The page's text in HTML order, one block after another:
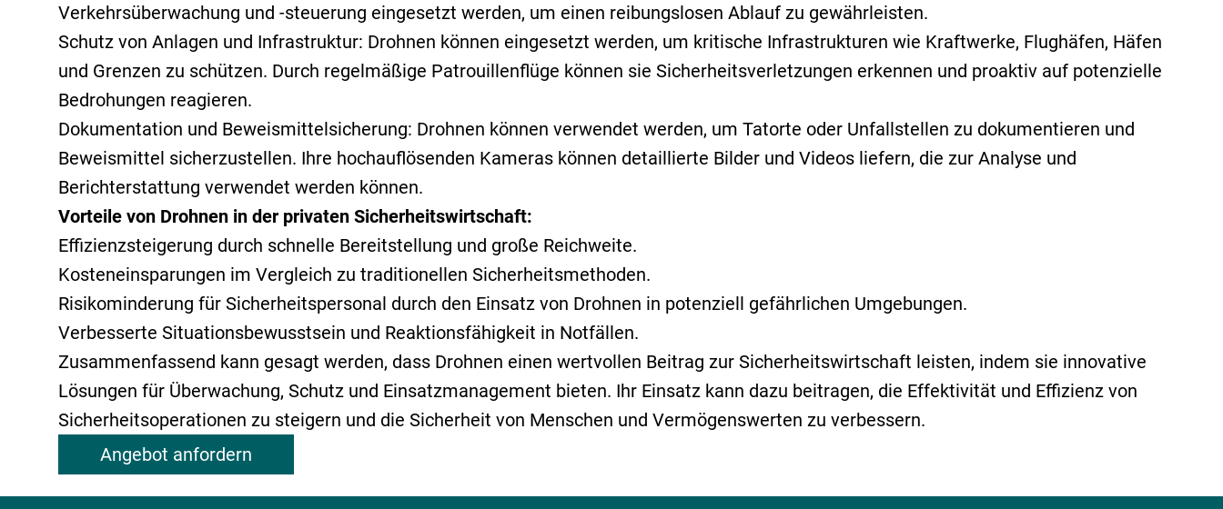
Verkehrsüberwachung und -steuerung eingesetzt werden, um einen reibungslosen Ablauf zu gewährleisten.
Schutz von Anlagen und Infrastruktur: Drohnen können eingesetzt werden, um kritische Infrastrukturen wie Kraftwerke, Flughäfen, Häfen
und Grenzen zu schützen. Durch regelmäßige Patrouillenflüge können sie Sicherheitsverletzungen erkennen und proaktiv auf potenzielle
Bedrohungen reagieren.
Dokumentation und Beweismittelsicherung: Drohnen können verwendet werden, um Tatorte oder Unfallstellen zu dokumentieren und
Beweismittel sicherzustellen. Ihre hochauflösenden Kameras können detaillierte Bilder und Videos liefern, die zur Analyse und
Berichterstattung verwendet werden können.
Vorteile von Drohnen in der privaten Sicherheitswirtschaft:
Effizienzsteigerung durch schnelle Bereitstellung und große Reichweite.
Kosteneinsparungen im Vergleich zu traditionellen Sicherheitsmethoden.
Risikominderung für Sicherheitspersonal durch den Einsatz von Drohnen in potenziell gefährlichen Umgebungen.
Verbesserte Situationsbewusstsein und Reaktionsfähigkeit in Notfällen.
Zusammenfassend kann gesagt werden, dass Drohnen einen wertvollen Beitrag zur Sicherheitswirtschaft leisten, indem sie innovative
Lösungen für Überwachung, Schutz und Einsatzmanagement bieten. Ihr Einsatz kann dazu beitragen, die Effektivität und Effizienz von
Sicherheitsoperationen zu steigern und die Sicherheit von Menschen und Vermögenswerten zu verbessern.
Angebot anfordern